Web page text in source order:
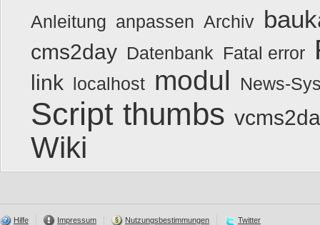
Anleitung anpassen Archiv
cms2day Datenbank Fatal error
link localhost modul News-
Script thumbs
Wiki
Hilfe Impressum Nutzungsbestimmungen Twitter